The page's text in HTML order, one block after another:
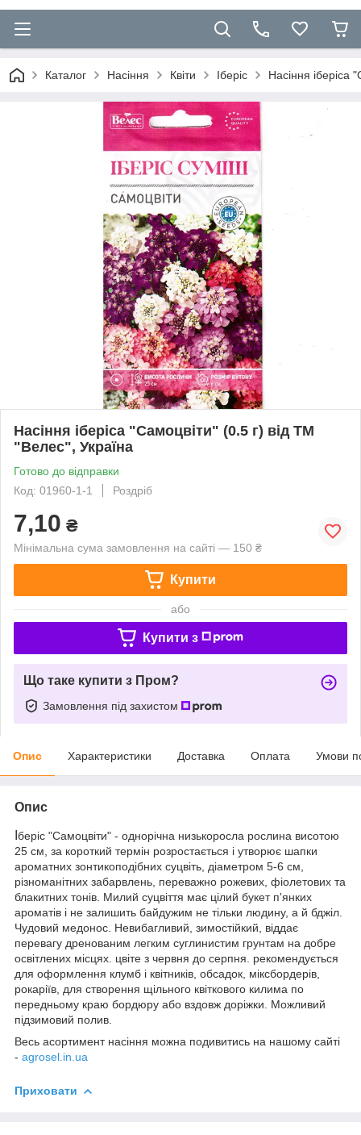
Каталог Насіння Квіти Іберіс Насіння іберіса
Насіння іберіса "Самоцвіти" (0.5 г) від ТМ
"Велес", Україна
Готово до відправки
Код: 01960-1-1
Роздріб
7,10 ₴
Мінімальна сума замовлення на сайті — 150 ₴
Купити
або
Купити з
Що таке купити з Пром?
Замовлення під захистом
Опис Характеристики Доставка Оплата Умови
Опис
беріс "Самоцвіти" - однорічна низькоросла рослина висотою
25 см, за короткий термін розростається і утворює шапки
ароматних зонтикоподібних суцвіть, діаметром 5-6 см,
різноманітних забарвлень, переважно рожевих, фіолетових та
блакитних тонів. Милий суцвіття має цілий букет п'янких
ароматів і не залишить байдужим не тільки людину, а й бджіл.
Чудовий медонос. Невибагливий, зимостійкий, віддає
перевагу дренованим легким суглинистим грунтам на добре
освітлених місцях. цвіте з червня до серпня. рекомендується
для оформлення клумб і квітників, обсадок, міксбордерів,
рокаріїв, для створення щільного квіткового килима по
передньому краю бордюру або вздовж доріжки. Можливий
підзимовий полив.
Весь асортимент насіння можна подивитись на нашому сайті
- agrosel.in.ua
Приховати